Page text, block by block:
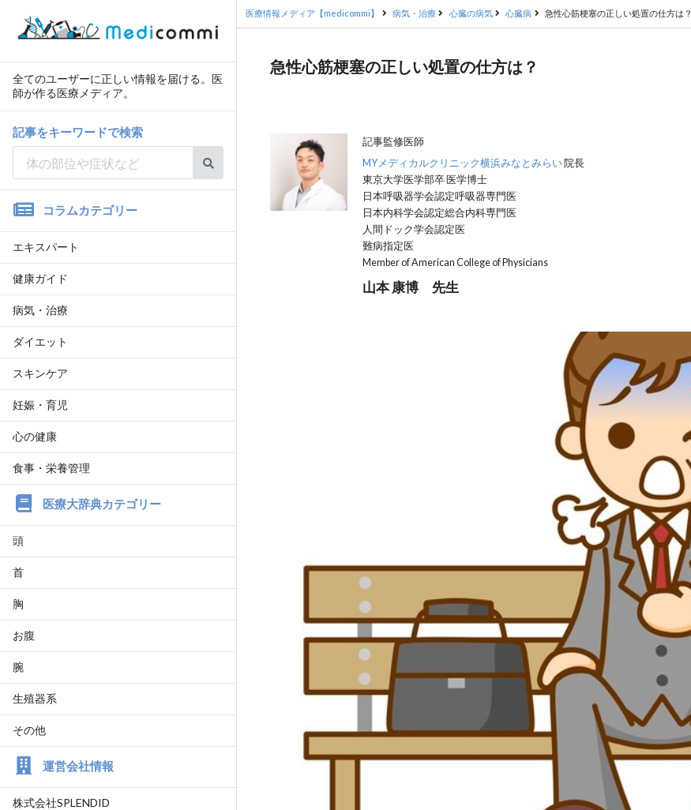
全てのユーザーに正しい情報を届ける。医
師が作る医療メディア。
記事をキーワードで検索
コラムカテゴリー
エキスパート
健康ガイド
病気・治療
ダイエット
スキンケア
妊娠・育児
心の健康
食事・栄養管理
医療大辞典カテゴリー
頭
首
胸
お腹
腕
生殖器系
その他
運営会社情報
株式会社SPLENDID
医療情報メディア【medicommi】 病気・治療 心臓の病気 心臓病 急性心筋梗塞の正しい処置の仕方は？
急性心筋梗塞の正しい処置の仕方は？
記事監修医師
MYメディカルクリニック横浜みなとみらい院長
東京大学医学部卒 医学博士
日本呼吸器学会認定呼吸器専門医
日本内科学会認定総合内科専門医
人間ドック学会認定医
難病指定医
Member of American College of Physicians
山本 康博 先生